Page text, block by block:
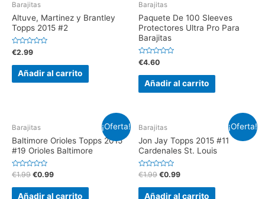
Barajitas
Altuve, Martinez y Brantley
Topps 2015 #2
V
a
l
a
e
€2.99
Añadir al carrito
Barajitas
Paquete De 100 Sleeves
Protectores Ultra Pro Para
Barajitas
V
a
l
a
0
d
5
€4.60
Añadir al carrito
¡Oferta!
Barajitas
Baltimore Orioles Topps 2015
#19 Orioles Baltimore
V
l
€1.99 €0.99
Añadir al carrito
¡Oferta!
Barajitas
Jon Jay Topps 2015 #11
Cardenales St. Louis
V
l
€1.99 €0.99
Añadir al carrito